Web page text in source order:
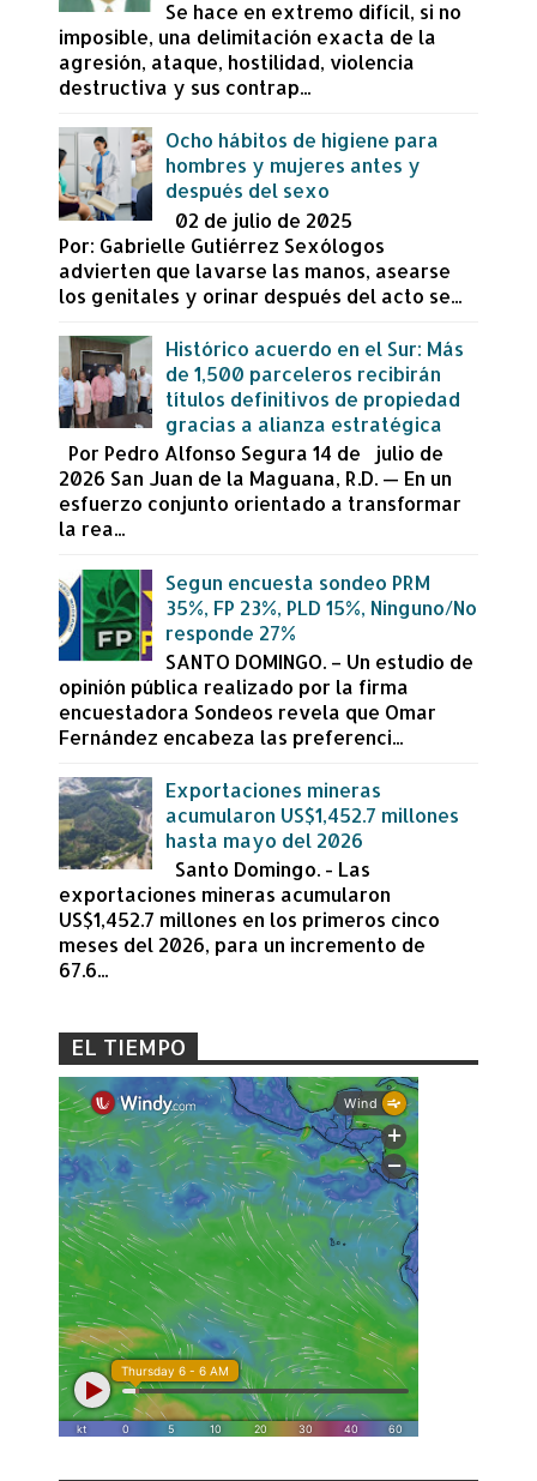
Se hace en extremo difícil, si no
imposible, una delimitación exacta de la
agresión, ataque, hostilidad, violencia
destructiva y sus contrap...
Ocho hábitos de higiene para
hombres y mujeres antes y
después del sexo
02 de julio de 2025
Por: Gabrielle Gutiérrez Sexólogos
advierten que lavarse las manos, asearse
los genitales y orinar después del acto se...
Histórico acuerdo en el Sur: Más
de 1,500 parceleros recibirán
títulos definitivos de propiedad
gracias a alianza estratégica
Por Pedro Alfonso Segura 14 de julio de
2026 San Juan de la Maguana, R.D. — En un
esfuerzo conjunto orientado a transformar
la rea...
Segun encuesta sondeo PRM
35%, FP 23%, PLD 15%, Ninguno/No
responde 27%
SANTO DOMINGO. – Un estudio de
opinión pública realizado por la firma
encuestadora Sondeos revela que Omar
Fernández encabeza las preferenci...
Exportaciones mineras
acumularon US$1,452.7 millones
hasta mayo del 2026
Santo Domingo. - Las
exportaciones mineras acumularon
US$1,452.7 millones en los primeros cinco
meses del 2026, para un incremento de
67.6...
EL TIEMPO